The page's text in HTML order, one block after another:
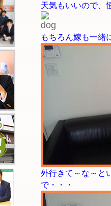
天気もいいので、
もちろん嫁も一緒
外行きて～な～と
で・・・